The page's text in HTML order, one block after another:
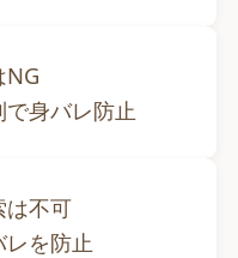
NG
身バレ防止
は不可
を防止